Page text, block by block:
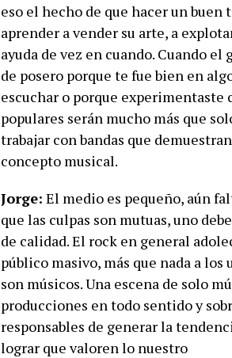
eso el hecho de que hacer un
aprender a vender su arte, a
ayuda de vez en cuando. Cuando
de posero porque te fue bien en
escuchar o porque experimentaste
populares serán mucho más que
trabajar con bandas que
concepto musical.
Jorge: El medio es pequeño, aún
que las culpas son mutuas, uno
de calidad. El rock en general
público masivo, más que nada a
son músicos. Una escena de solo
producciones en todo sentido y
responsables de generar la
lograr que valoren lo nuestro